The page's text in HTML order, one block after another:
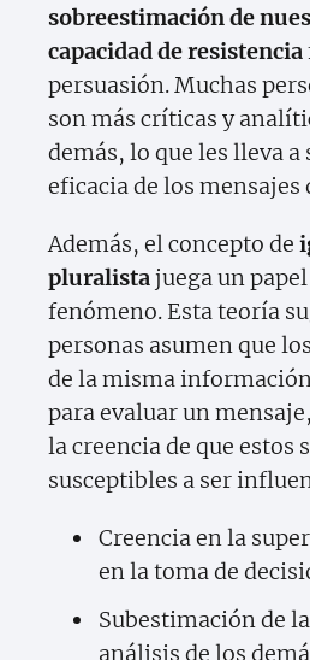
sobreestimación de
capacidad de resistencia
persuasión. Muchas
son más críticas y
demás, lo que les lleva
eficacia de los mensajes
Además, el concepto de
pluralistajuega un
fenómeno. Esta teoría
personas asumen que
de la misma
para evaluar un
la creencia de que estos
susceptibles a ser
Creencia en la
en la toma de
Subestimación de
análisis de los